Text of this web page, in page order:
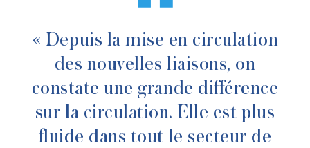
« Depuis la mise en circulation
des nouvelles liaisons, on
constate une grande différence
sur la circulation. Elle est plus
fluide dans tout le secteur de